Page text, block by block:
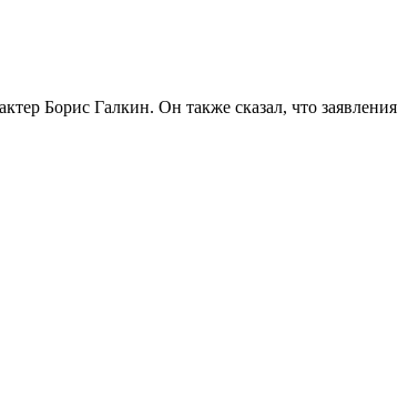
Борис Галкин. Он также сказал, что заявления